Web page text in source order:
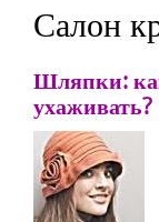
Салон
Шляпки:
ухаживать?